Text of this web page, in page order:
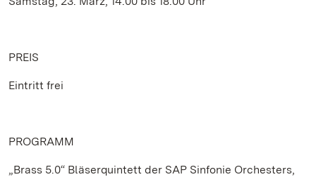
PREIS
Eintritt frei
PROGRAMM
„Brass 5.0“ Bläserquintett der SAP Sinfonie Orchesters,